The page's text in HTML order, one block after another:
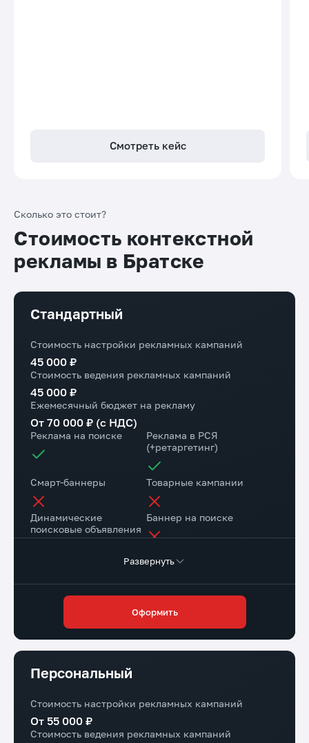
Смотреть кейс
Сколько это стоит?
Стоимость контекстной
рекламы в Братске
Стандартный
Стоимость настройки рекламных кампаний
45 000 ₽
Стоимость ведения рекламных кампаний
45 000 ₽
Ежемесячный бюджет на рекламу
От 70 000 ₽ (с НДС)
Реклама на поиске
Реклама в РСЯ
(+ретаргетинг)
Смарт-баннеры Товарные кампании
Динамические
поисковые объявления
Баннер на поиске
Коллтрекинг в подарок
Повышение конверсии сайта
Через рекомендации
Доступ в личный
кабинет клиента
Маркировка рекламы
Развернуть
Оформить
Персональный
Стоимость настройки рекламных кампаний
От 55 000 ₽
Стоимость ведения рекламных кампаний